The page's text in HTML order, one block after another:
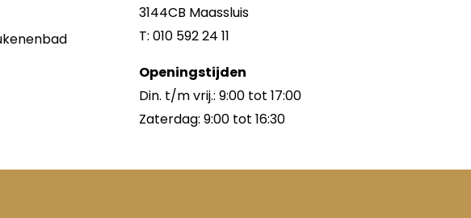
3144CB Maassluis
T: 010 592 24 11
Openingstijden
Din. t/m vrij.: 9:00 tot 17:00
Zaterdag: 9:00 tot 16:30